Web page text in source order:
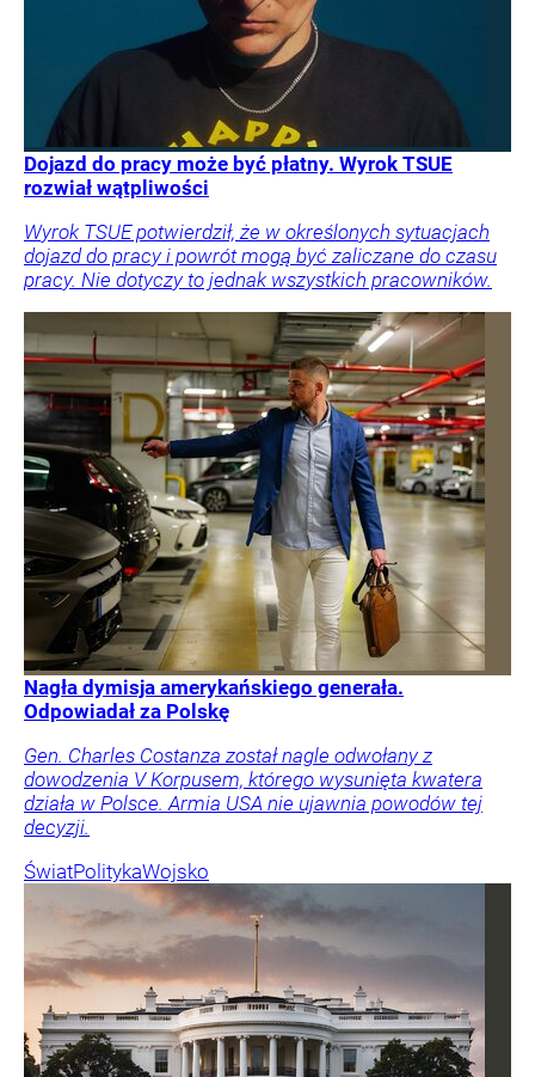
Dojazd do pracy może być płatny. Wyrok TSUE
rozwiał wątpliwości
Wyrok TSUE potwierdził, że w określonych sytuacjach
dojazd do pracy i powrót mogą być zaliczane do czasu
pracy. Nie dotyczy to jednak wszystkich pracowników.
Nagła dymisja amerykańskiego generała.
Odpowiadał za Polskę
Gen. Charles Costanza został nagle odwołany z
dowodzenia V Korpusem, którego wysunięta kwatera
działa w Polsce. Armia USA nie ujawnia powodów tej
decyzji.
ŚwiatPolitykaWojsko